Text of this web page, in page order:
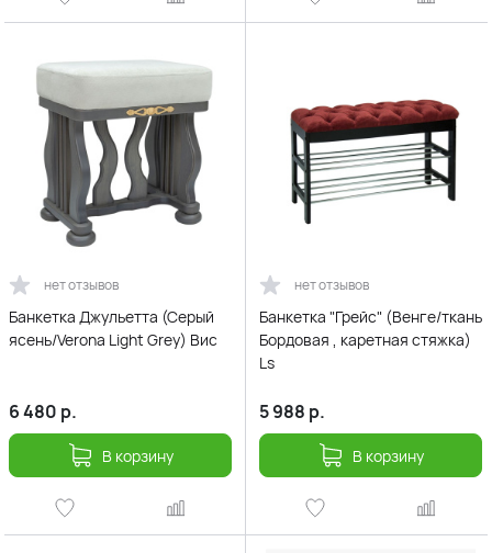
нет отзывов
Банкетка Джульетта (Серый
ясень/Verona Light Grey) Вис
6 480 р.
В корзину
нет отзывов
Банкетка "Грейс" (Венге/ткань
Бордовая , каретная стяжка)
Ls
5 988 р.
В корзину